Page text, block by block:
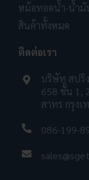
หม้อทอดน้ำ-น้ำมั
สินค้าทั้งหมด
ติดต่อเรา
บริษัท สปริ
658 ชั้น 1,
สาทร กรุง
086-199-